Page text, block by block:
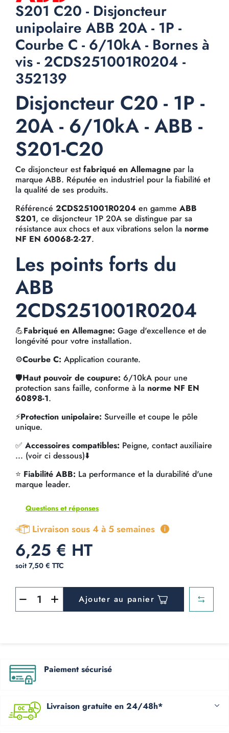
S201 C20 - Disjoncteur
unipolaire ABB 20A - 1P -
Courbe C - 6/10kA - Bornes à
vis - 2CDS251001R0204 -
352139
Disjoncteur C20 - 1P -
20A - 6/10kA - ABB -
S201-C20
Ce disjoncteur estfabriqué en Allemagne par la
marque ABB. Réputée en industriel pour la fiabilité et
la qualité de ses produits.
Référencé 2CDS251001R0204 en gamme ABB
S201, ce disjoncteur 1P 20A se distingue par sa
résistance aux chocs et aux vibrations selon la norme
NF EN 60068-2-27.
Les points forts du
ABB
2CDS251001R0204
💪Fabriqué en Allemagne: Gage d'excellence et de
longévité pour votre installation.
⚙️Courbe C: Application courante.
🛡️Haut pouvoir de coupure: 6/10kA pour une
protection sans faille, conforme à la norme NF EN
60898-1.
⚡Protection unipolaire: Surveille et coupe le pôle
unique.
✅ Accessoires compatibles: Peigne, contact auxiliaire
... (voir ci dessous)⬇️
⭐ Fiabilité ABB: La performance et la durabilité d'une
marque leader.
Questions et réponses
Livraison sous 4 à 5 semaines
6,25 € HT
soit 7,50 € TTC
Ajouter au panier
Paiement sécurisé
Livraison gratuite en 24/48h*